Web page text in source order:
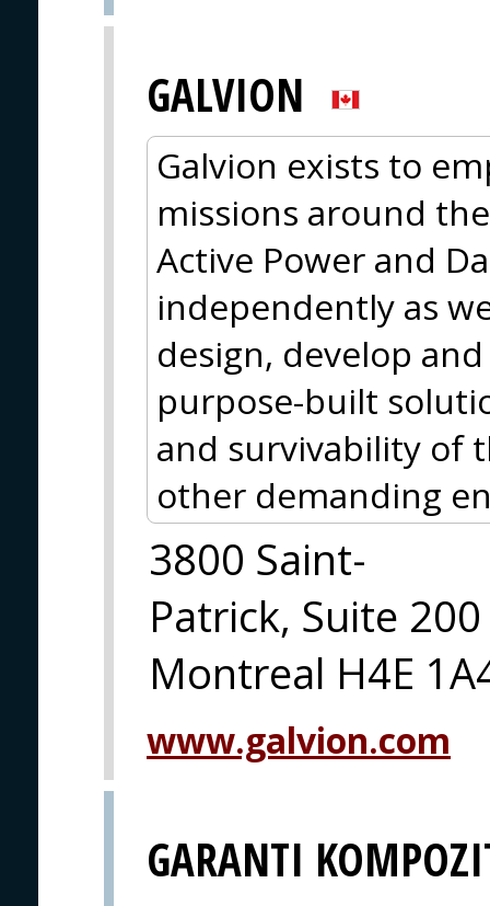
GALVION
Galvion exists to
missions around
Active Power and
independently as
design, develop
purpose-built
and survivability of
other demanding
3800 Saint-
Patrick, Suite 200
Montreal H4E
www.galvion.com
GARANTI